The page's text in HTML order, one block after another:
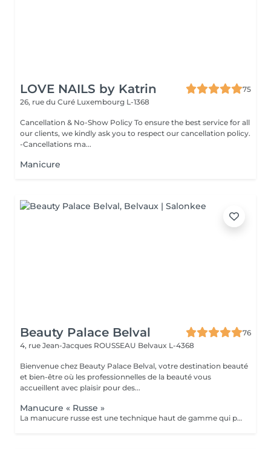
LOVE NAILS by Katrin
75
26, rue du Curé Luxembourg L-1368
Cancellation & No-Show Policy To ensure the best service for all
our clients, we kindly ask you to respect our cancellation policy.
-Cancellations ma...
Manicure
Beauty Palace Belval
76
4, rue Jean-Jacques ROUSSEAU Belvaux L-4368
Bienvenue chez Beauty Palace Belval, votre destination beauté
et bien-être où les professionnelles de la beauté vous
accueillent avec plaisir pour des...
Manucure « Russe »
La manucure russe est une technique haut de gamme qui permet d'obtenir des ongles impeccables et soignés dans les moindres détails. Contrairement à la manucure classique, elle consiste à travailler minutieusement le contour de l'ongle et les cuticules à l'aide de la ponceuse et d'embouts spécifiques, pour un résultat net, élégant et longue durée. résultats: *Ongles nets et élégants *Pose de vernis plus précises et durable *Résultat soigné et longue tenue